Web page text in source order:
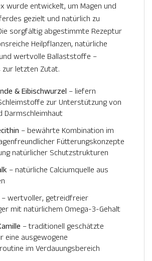
wurde entwickelt, um Magen und
gezielt und natürlich zu
sorgfältig abgestimmte Rezeptur
Heilpflanzen, natürliche
wertvolle Ballaststoffe –
letzten Zutat.
& Eibischwurzel – liefern
zur Unterstützung von
Darmschleimhaut
– bewährte Kombination im
Fütterungskonzepte
natürlicher Schutzstrukturen
– natürliche Calciumquelle aus
– wertvoller, getreidfreier
mit natürlichem Omega-3-Gehalt
– traditionell geschätzte
eine ausgewogene
im Verdauungsbereich